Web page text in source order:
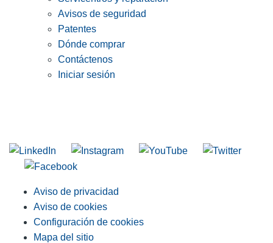
Avisos de seguridad
Patentes
Dónde comprar
Contáctenos
Iniciar sesión
Aviso de privacidad
Aviso de cookies
Configuración de cookies
Mapa del sitio